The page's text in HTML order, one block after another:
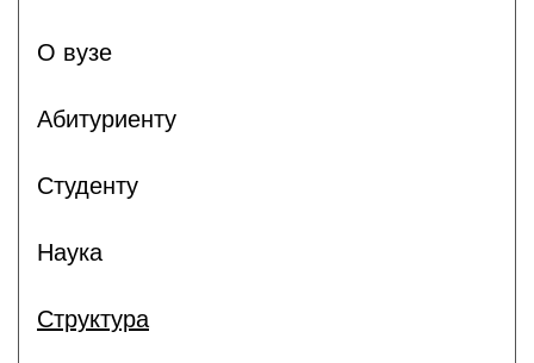
О вузе
Абитуриенту
Студенту
Наука
Структура